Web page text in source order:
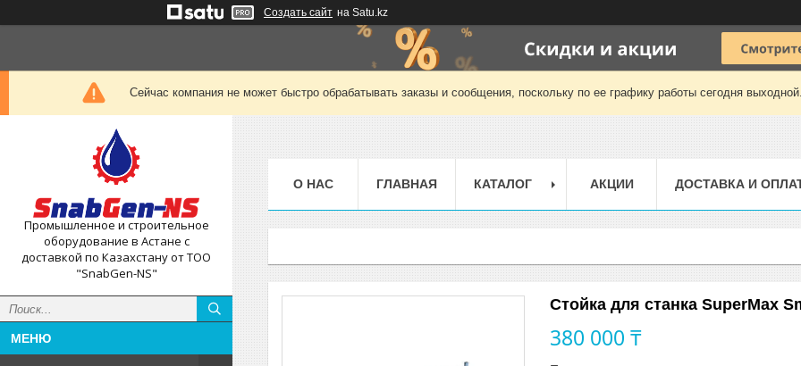
Создать сайт на Satu.kz
Сейчас компания не может быстро обрабатывать заказы и сообщения, поскольку по ее графику работы сегодня
Промышленное и строительное
оборудование в Астане с
доставкой по Казахстану от ТОО
"SnabGen-NS"
О НАС ГЛАВНАЯ КАТАЛОГ АКЦИИ ДОСТАВКА И
Стойка для станка SuperMax
380 000 ₸